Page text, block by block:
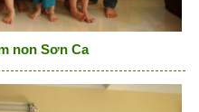
non Sơn Ca